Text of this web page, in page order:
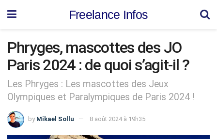
Freelance Infos
Phryges, mascottes des JO
Paris 2024 : de quoi s’agit-il ?
Les Phryges : Les mascottes des Jeux
Olympiques et Paralympiques de Paris 2024 !
by Mikael Sollu 8 août 2024 à 19h35